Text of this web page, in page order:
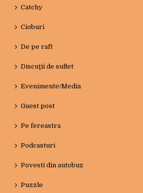
Catchy
Cioburi
De pe raft
Discuţii de suflet
Evenimente/Media
Guest post
Pe fereastra
Podcasturi
Povesti din autobuz
Puzzle